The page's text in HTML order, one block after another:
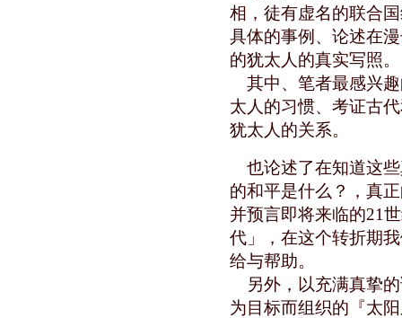
相，徒有虚名的联合
具体的事例、论述在
的犹太人的真实写照。
其中、笔者最感兴
太人的习惯、考证古
犹太人的关系。
也论述了在知道这
的和平是什么？，真
并预言即将来临的21
代」，在这个转折期
给与帮助。
另外，以充满真挚
为目标而组织的『太